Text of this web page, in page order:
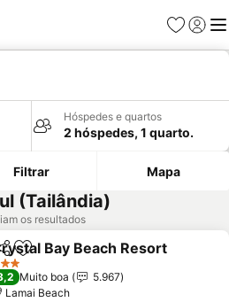
Favoritos
Iniciar
Hóspedes e quartos
2 hóspedes, 1 quarto.
Filtrar Mapa
(Tailândia)
os resultados
Adicionar aos favoritos
Bay Beach Resort
Muito boa
5.967
Lamai Beach